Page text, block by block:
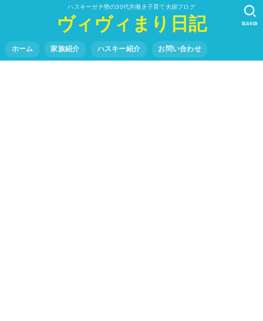
ハスキーガチ勢の30代共働き子育て夫婦ブログ
ヴィヴィまり日記
ホーム 家族紹介 ハスキー紹介 お問い合わせ
SEARCH